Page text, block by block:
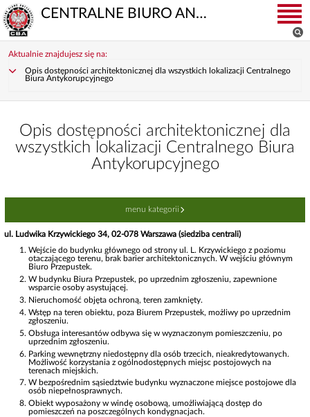
CENTRALNE BIURO ANTYKORUPCYJNE
Aktualnie znajdujesz się na:
Opis dostępności architektonicznej dla wszystkich lokalizacji Centralnego
Biura Antykorupcyjnego
Opis dostępności architektonicznej dla
wszystkich lokalizacji Centralnego Biura
Antykorupcyjnego
menu kategorii
ul. Ludwika Krzywickiego 34, 02-078 Warszawa (siedziba centrali)
Wejście do budynku głównego od strony ul. L. Krzywickiego z poziomu
otaczającego terenu, brak barier architektonicznych. W wejściu głównym
Biuro Przepustek.
W budynku Biura Przepustek, po uprzednim zgłoszeniu, zapewnione
wsparcie osoby asystującej.
Nieruchomość objęta ochroną, teren zamknięty.
Wstęp na teren obiektu, poza Biurem Przepustek, możliwy po uprzednim
zgłoszeniu.
Obsługa interesantów odbywa się w wyznaczonym pomieszczeniu, po
uprzednim zgłoszeniu.
Parking wewnętrzny niedostępny dla osób trzecich, nieakredytowanych.
Możliwość korzystania z ogólnodostępnych miejsc postojowych na
terenach miejskich.
W bezpośrednim sąsiedztwie budynku wyznaczone miejsce postojowe dla
osób niepełnosprawnych.
Obiekt wyposażony w windę osobową, umożliwiającą dostęp do
pomieszczeń na poszczególnych kondygnacjach.